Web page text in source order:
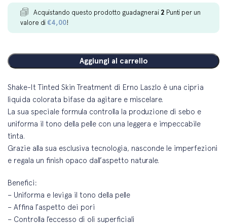
Acquistando questo prodotto guadagnerai 2 Punti per un
valore di€4,00!
Aggiungi al carrello
Shake-It Tinted Skin Treatment di Erno Laszlo è una cipria
liquida colorata bifase da agitare e miscelare.
La sua speciale formula controlla la produzione di sebo e
uniforma il tono della pelle con una leggera e impeccabile
tinta.
Grazie alla sua esclusiva tecnologia, nasconde le imperfezioni
e regala un finish opaco dall’aspetto naturale.
Benefici:
– Uniforma e leviga il tono della pelle
– Affina l’aspetto dei pori
– Controlla l’eccesso di oli superficiali